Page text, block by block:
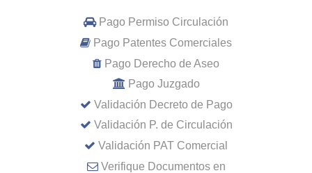
Pago Permiso Circulación
Pago Patentes Comerciales
Pago Derecho de Aseo
Pago Juzgado
Validación Decreto de Pago
Validación P. de Circulación
Validación PAT Comercial
Verifique Documentos en